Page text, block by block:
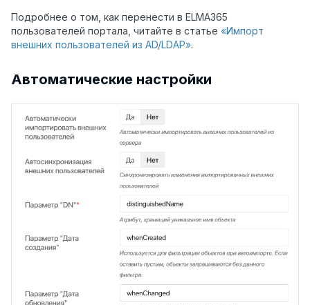
Подробнее о том, как перенести в ELMA365
пользователей портала, читайте в статье «Импорт
внешних пользователей из AD/LDAP».
Автоматические настройки